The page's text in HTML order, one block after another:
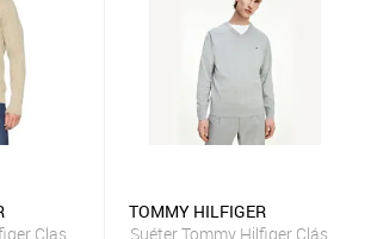
Classic Cable Crew Masculino Bege
TOMMY HILFIGER
Suéter Tommy Hilfiger Clássico